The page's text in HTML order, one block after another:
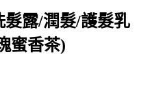
髮露/潤髮/護髮乳
蜜香茶)